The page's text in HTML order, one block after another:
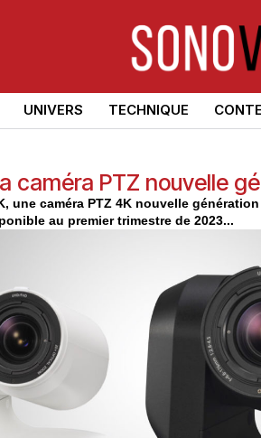
UNIVERS TECHNIQUE
caméra PTZ nouvelle
une caméra PTZ 4K nouvelle
au premier trimestre de 2023...